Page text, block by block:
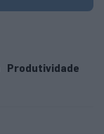
Produtividade